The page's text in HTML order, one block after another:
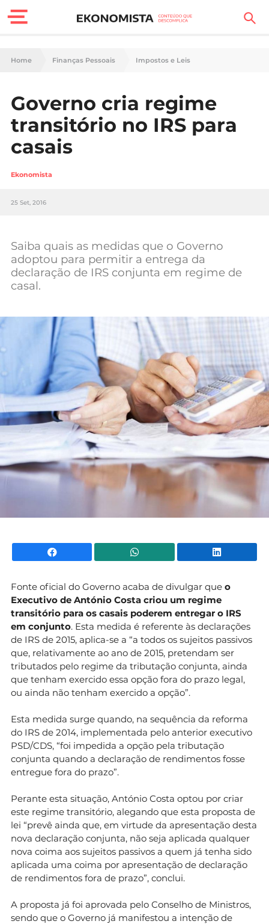
Finanças Pessoais
Carreira
Casa
Lifestyle
Sociedade
Negócios
Mundial 2026
Home Finanças Pessoais Impostos e Leis
Governo cria regime
transitório no IRS para
casais
Ekonomista
25 Set, 2016
Saiba quais as medidas que o Governo
adoptou para permitir a entrega da
declaração de IRS conjunta em regime de
casal.
Facebook WhatsApp
Fonte oficial do Governo acaba de divulgar que o
Executivo de António Costa criou um regime
transitório para os casais poderem entregar o IRS
em conjunto. Esta medida é referente às declarações
de IRS de 2015, aplica-se a “a todos os sujeitos passivos
que, relativamente ao ano de 2015, pretendam ser
tributados pelo regime da tributação conjunta, ainda
que tenham exercido essa opção fora do prazo legal,
ou ainda não tenham exercido a opção”.
Esta medida surge quando, na sequência da reforma
do IRS de 2014, implementada pelo anterior executivo
PSD/CDS, “foi impedida a opção pela tributação
conjunta quando a declaração de rendimentos fosse
entregue fora do prazo”.
Perante esta situação, António Costa optou por criar
este regime transitório, alegando que esta proposta de
lei “prevê ainda que, em virtude da apresentação desta
nova declaração conjunta, não seja aplicada qualquer
nova coima aos sujeitos passivos a quem já tenha sido
aplicada uma coima por apresentação de declaração
de rendimentos fora de prazo”, conclui.
A proposta já foi aprovada pelo Conselho de Ministros,
sendo que o Governo já manifestou a intenção de